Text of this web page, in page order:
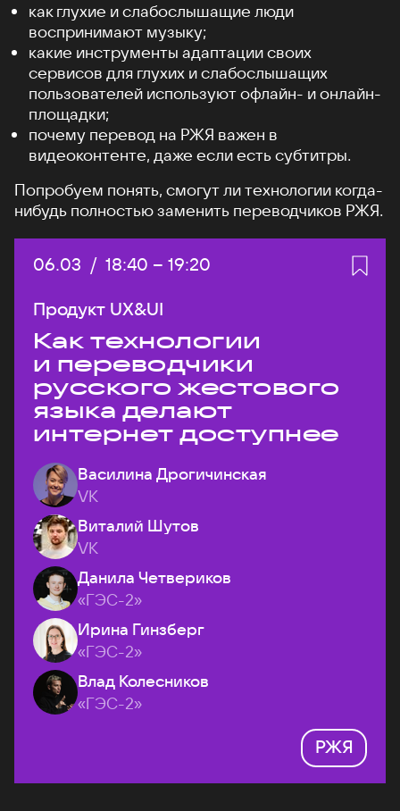
как глухие и слабослышащие люди
воспринимают музыку;
какие инструменты адаптации своих
сервисов для глухих и слабослышащих
пользователей используют офлайн- и онлайн-
площадки;
почему перевод на РЖЯ важен в
видеоконтенте, даже если есть субтитры.
Попробуем понять, смогут ли технологии когда-
нибудь полностью заменить переводчиков РЖЯ.
Дата:
06.03 / Начало:
18:40 – Конец:
19:20
Продукт UX&UI
Как технологии
и переводчики
русского жестового
языка делают
интернет доступнее
Василина Дрогичинская
VK
Виталий Шутов
VK
Данила Четвериков
«ГЭС-2»
Ирина Гинзберг
«ГЭС-2»
Влад Колесников
«ГЭС-2»
РЖЯ